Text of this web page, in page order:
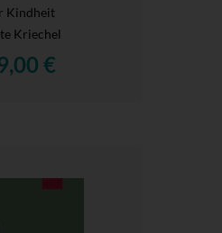
Kindheit
Kriechel
€